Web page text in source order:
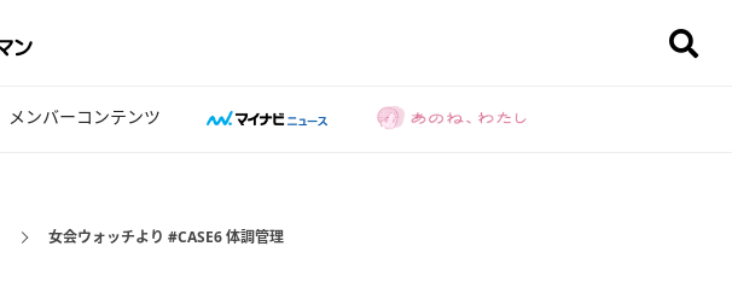
メンバーコンテンツ
女会ウォッチより #CASE6 体調管理